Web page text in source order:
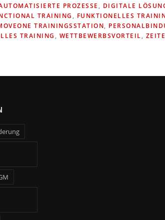
PROZESSE , DIGITALE
TRAINING , FUNKTIONELLES
TRAININGSSTATION,
TRAINING , WETTBEWERBSVORTEIL,